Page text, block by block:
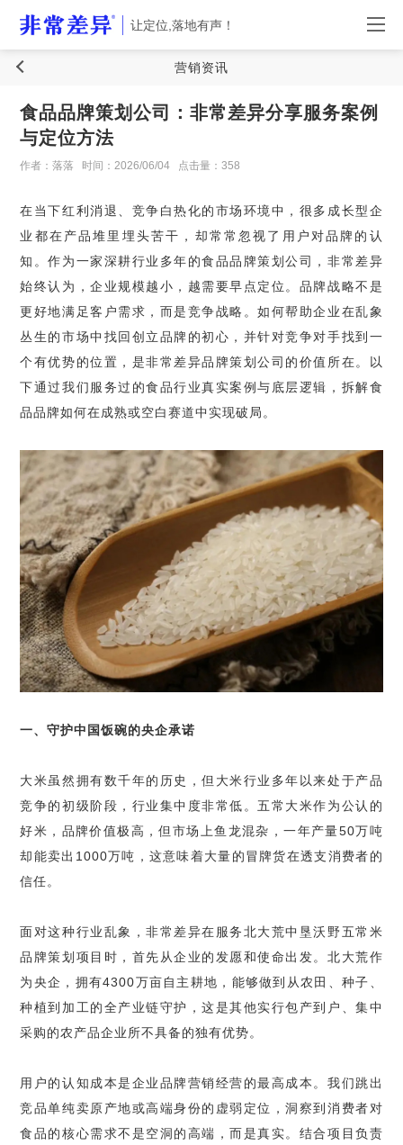
让定位,落地有声！
营销资讯
食品品牌策划公司：非常差异分享服务案例
与定位方法
作者：落落 时间：2026/06/04 点击量：358
在当下红利消退、竞争白热化的市场环境中，很多成长型企
业都在产品堆里埋头苦干，却常常忽视了用户对品牌的认
知。作为一家深耕行业多年的食品品牌策划公司，非常差异
始终认为，企业规模越小，越需要早点定位。品牌战略不是
更好地满足客户需求，而是竞争战略。如何帮助企业在乱象
丛生的市场中找回创立品牌的初心，并针对竞争对手找到一
个有优势的位置，是非常差异品牌策划公司的价值所在。以
下通过我们服务过的食品行业真实案例与底层逻辑，拆解食
品品牌如何在成熟或空白赛道中实现破局。
一、守护中国饭碗的央企承诺
大米虽然拥有数千年的历史，但大米行业多年以来处于产品
竞争的初级阶段，行业集中度非常低。五常大米作为公认的
好米，品牌价值极高，但市场上鱼龙混杂，一年产量50万吨
却能卖出1000万吨，这意味着大量的冒牌货在透支消费者的
信任。
面对这种行业乱象，非常差异在服务北大荒中垦沃野五常米
品牌策划项目时，首先从企业的发愿和使命出发。北大荒作
为央企，拥有4300万亩自主耕地，能够做到从农田、种子、
种植到加工的全产业链守护，这是其他实行包产到户、集中
采购的农产品企业所不具备的独有优势。
用户的认知成本是企业品牌营销经营的最高成本。我们跳出
竞品单纯卖原产地或高端身份的虚弱定位，洞察到消费者对
食品的核心需求不是空洞的高端，而是真实。结合项目负责